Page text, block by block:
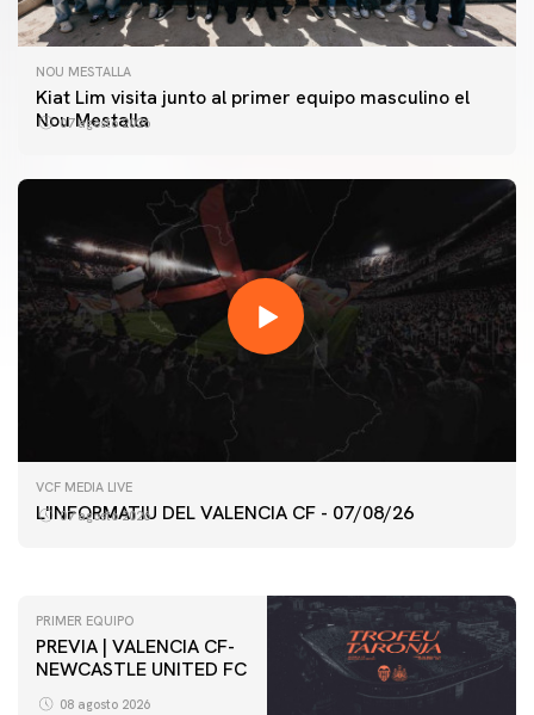
NOU MESTALLA
Kiat Lim visita junto al primer equipo masculino el
Nou Mestalla
07 agosto 2026
VCF MEDIA LIVE
L'INFORMATIU DEL VALENCIA CF - 07/08/26
07 agosto 2026
PRIMER EQUIPO
ENTRENAMIENTO DEL VALENCIA CF 7/8/2026
PRIMER EQUIPO
PREVIA | VALENCIA CF-
NEWCASTLE UNITED FC
08 agosto 2026